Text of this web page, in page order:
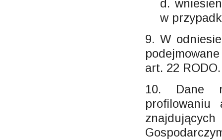
d.
w
9. W
art. 22 RODO.
10. Dane